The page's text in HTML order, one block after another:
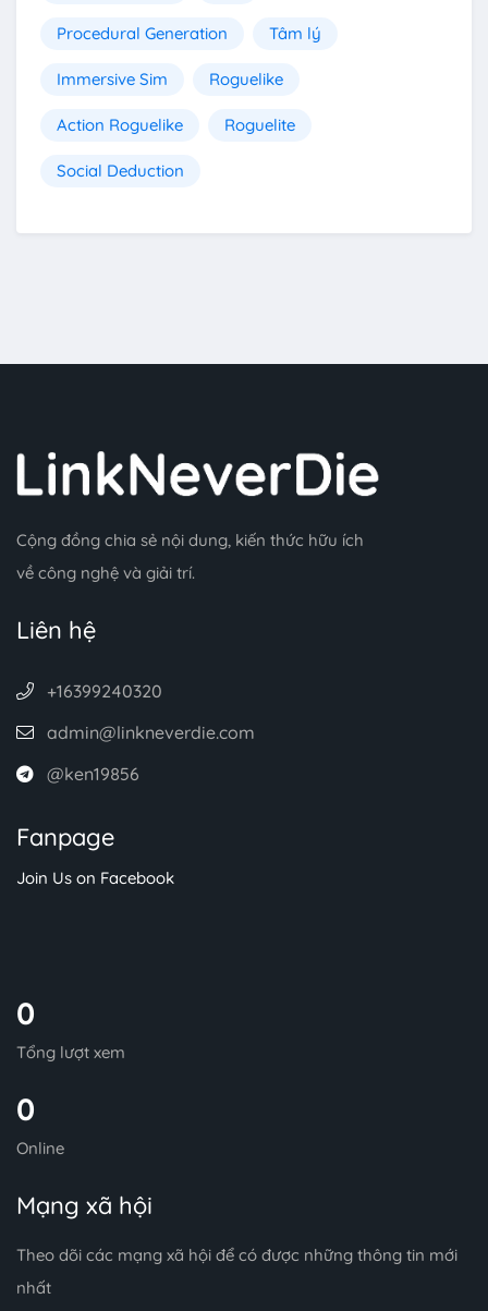
Procedural Generation Tâm lý
Immersive Sim Roguelike
Action Roguelike Roguelite
Social Deduction
Cộng đồng chia sẻ nội dung, kiến thức hữu ích
về công nghệ và giải trí.
Liên hệ
+16399240320
admin@linkneverdie.com
@ken19856
Fanpage
Join Us on Facebook
0
Tổng lượt xem
0
Online
Mạng xã hội
Theo dõi các mạng xã hội để có được những thông tin mới
nhất